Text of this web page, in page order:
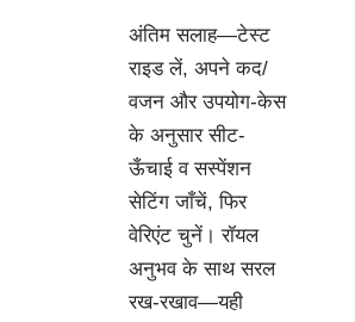
अंतिम सलाह—टेस्ट
राइड लें, अपने कद/
वजन और उपयोग-केस
के अनुसार सीट-
ऊँचाई व सस्पेंशन
सेटिंग जाँचें, फिर
वेरिएंट चुनें। रॉयल
अनुभव के साथ सरल
रख-रखाव—यही